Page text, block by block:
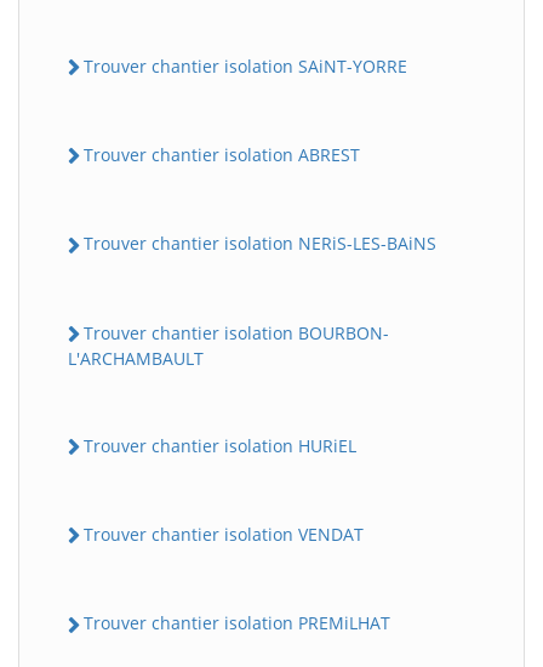
Trouver chantier isolation SAiNT-YORRE
Trouver chantier isolation ABREST
Trouver chantier isolation NERiS-LES-BAiNS
Trouver chantier isolation BOURBON-
L'ARCHAMBAULT
Trouver chantier isolation HURiEL
Trouver chantier isolation VENDAT
Trouver chantier isolation PREMiLHAT